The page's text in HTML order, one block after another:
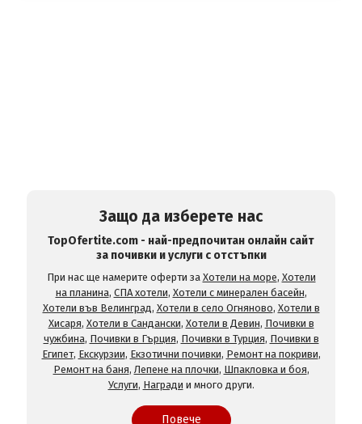
Защо да изберете нас
TopOfertite.com - най-предпочитан онлайн сайт
за почивки и услуги с отстъпки
При нас ще намерите оферти за Хотели на море, Хотели
на планина, СПА хотели, Хотели с минерален басейн,
Хотели във Велинград, Хотели в село Огняново, Хотели в
Хисаря, Хотели в Сандански, Хотели в Девин, Почивки в
чужбина, Почивки в Гърция, Почивки в Турция, Почивки в
Египет, Екскурзии, Екзотични почивки, Ремонт на покриви,
Ремонт на баня, Лепене на плочки, Шпакловка и боя,
Услуги, Награди и много други.
Повече